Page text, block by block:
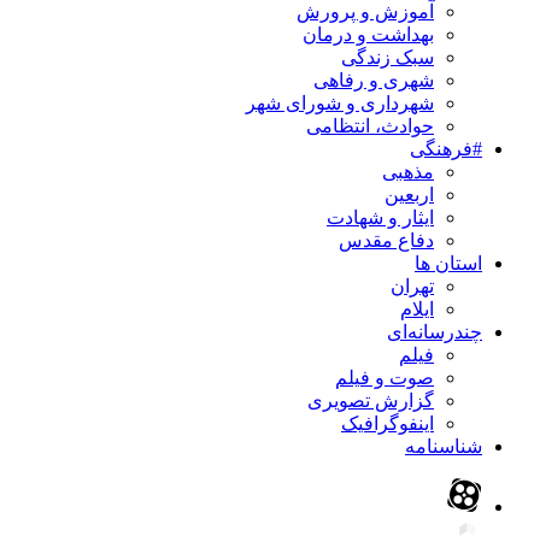
آموزش و پرورش
بهداشت و درمان
سبک زندگی
شهری و رفاهی
شهرداری و شورای شهر
حوادث، انتظامی
#فرهنگی
مذهبی
اربعین
ایثار و شهادت
دفاع مقدس
استان ها
تهران
ایلام
چندرسانه‌ای
فیلم
صوت و فیلم
گزارش تصویری
اینفوگرافیک
شناسنامه